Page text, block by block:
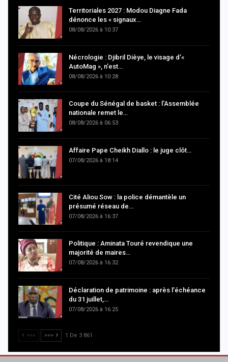
Territoriales 2027 : Modou Diagne Fada
dénonce les « signaux…
08/08/2026 à 10:37
Nécrologie : Djibril Dièye, le visage d’«
AutoMag », n’est…
08/08/2026 à 10:28
Coupe du Sénégal de basket : l’Assemblée
nationale remet le…
08/08/2026 à 06:53
Affaire Pape Cheikh Diallo : le juge clôt…
07/08/2026 à 18:14
Cité Aliou Sow : la police démantèle un
présumé réseau de…
07/08/2026 à 16:37
Politique : Aminata Touré revendique une
majorité de maires…
07/08/2026 à 16:32
Déclaration de patrimoine : après l’échéance
du 31 juillet,…
07/08/2026 à 16:25
<<< >>> 1 De 3 861